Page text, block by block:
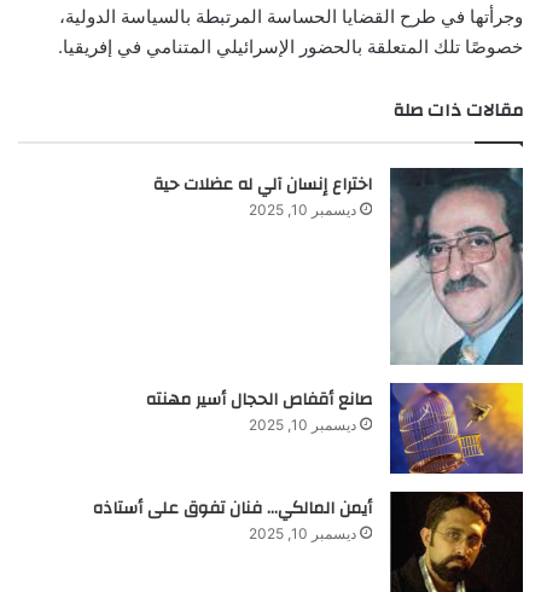
وجرأتها في طرح القضايا الحساسة المرتبطة بالسياسة الدولية،
خصوصًا تلك المتعلقة بالحضور الإسرائيلي المتنامي في إفريقيا.
مقالات ذات صلة
اختراع إنسان آلي له عضلات حية
ديسمبر 10, 2025
صانع أقفاص الحجال أسير مهنته
ديسمبر 10, 2025
أيمن المالكي… فنان تفوق على أستاذه
ديسمبر 10, 2025